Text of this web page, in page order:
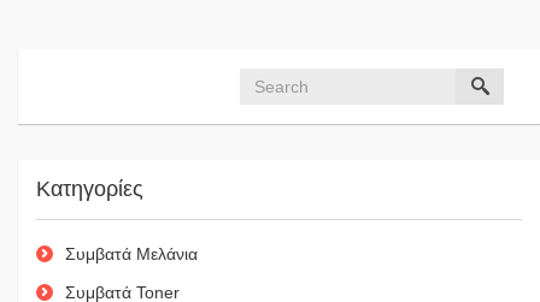
Κατηγορίες
Συμβατά Μελάνια
Συμβατά Toner